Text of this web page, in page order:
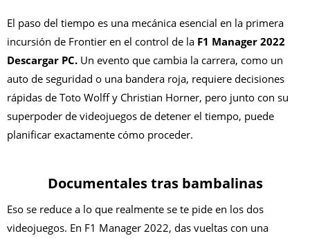
El paso del tiempo es una mecánica esencial en la primera
incursión de Frontier en el control de la F1 Manager 2022
Descargar PC. Un evento que cambia la carrera, como un
auto de seguridad o una bandera roja, requiere decisiones
rápidas de Toto Wolff y Christian Horner, pero junto con su
superpoder de videojuegos de detener el tiempo, puede
planificar exactamente cómo proceder.
Documentales tras bambalinas
Eso se reduce a lo que realmente se te pide en los dos
videojuegos. En F1 Manager 2022, das vueltas con una